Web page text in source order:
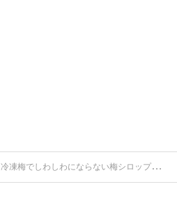
冷凍梅でしわしわにならない梅シロップ！エキスをたっぷり引き出して美味しく仕上げるための技